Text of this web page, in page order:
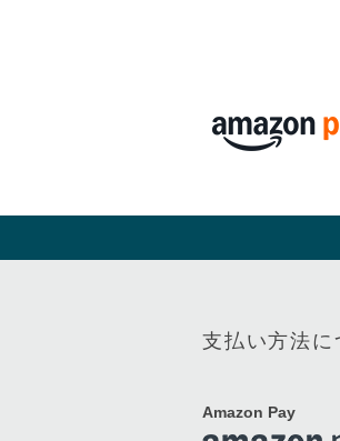
支払い方法に
Amazon Pay